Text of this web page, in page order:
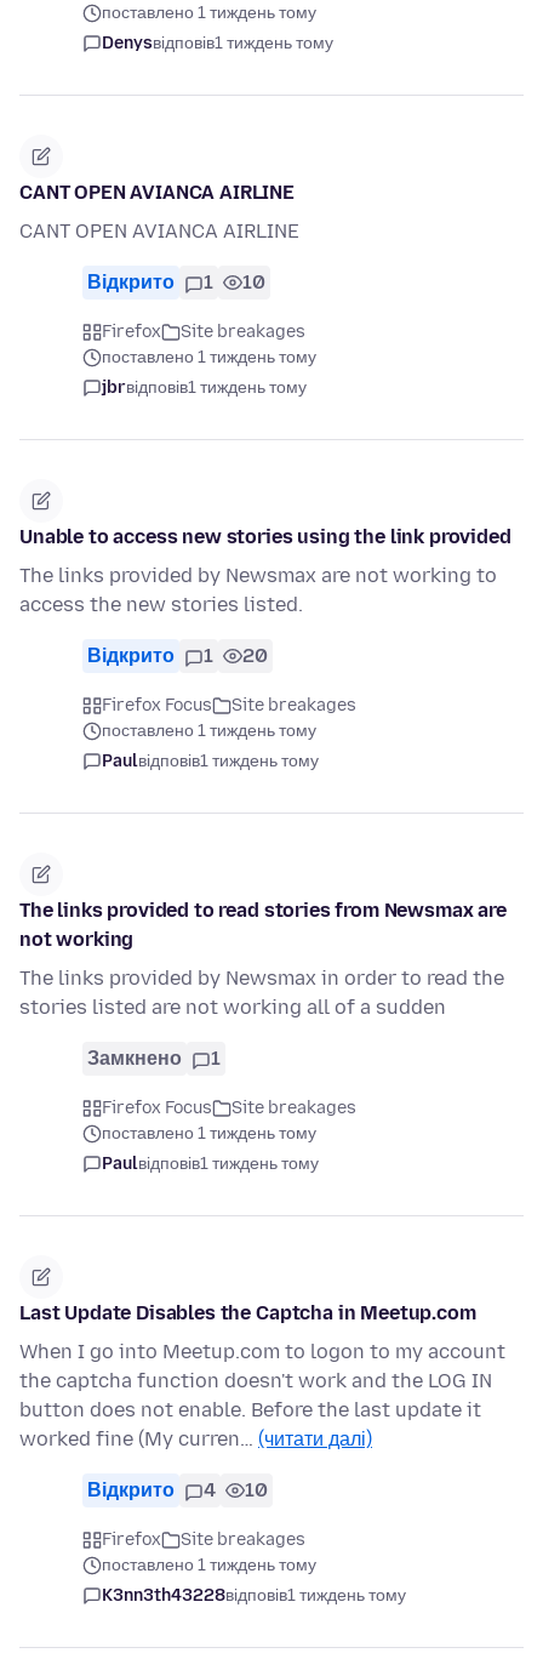
поставлено 1 тиждень тому
Denysвідповів1 тиждень тому
CANT OPEN AVIANCA AIRLINE
CANT OPEN AVIANCA AIRLINE
Відкрито 1 10
Firefox
Site breakages
поставлено 1 тиждень тому
jbrвідповів1 тиждень тому
Unable to access new stories using the link provided
The links provided by Newsmax are not working to
access the new stories listed.
Відкрито 1 20
Firefox Focus
Site breakages
поставлено 1 тиждень тому
Paulвідповів1 тиждень тому
The links provided to read stories from Newsmax are
not working
The links provided by Newsmax in order to read the
stories listed are not working all of a sudden
Замкнено 1
Firefox Focus
Site breakages
поставлено 1 тиждень тому
Paulвідповів1 тиждень тому
Last Update Disables the Captcha in Meetup.com
When I go into Meetup.com to logon to my account
the captcha function doesn't work and the LOG IN
button does not enable. Before the last update it
worked fine (My curren… (читати далі)
Відкрито 4 10
Firefox
Site breakages
поставлено 1 тиждень тому
K3nn3th43228відповів1 тиждень тому